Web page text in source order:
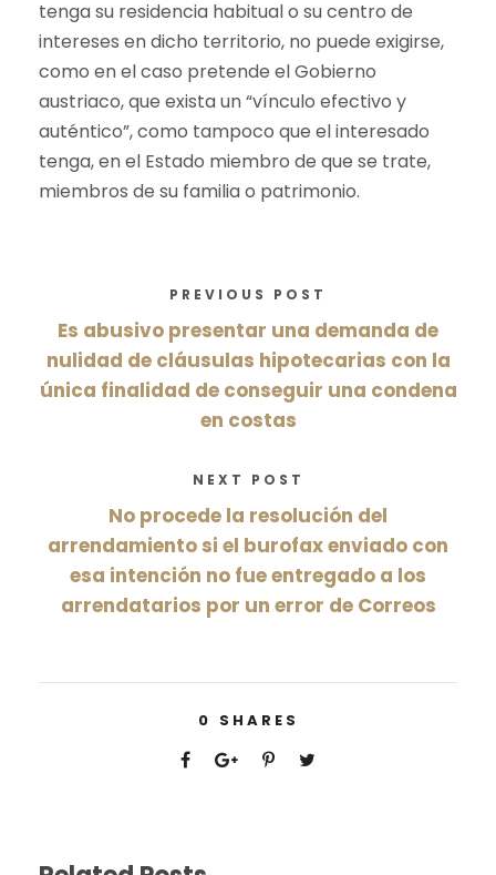
tenga su residencia habitual o su centro de
intereses en dicho territorio, no puede exigirse,
como en el caso pretende el Gobierno
austriaco, que exista un “vínculo efectivo y
auténtico”, como tampoco que el interesado
tenga, en el Estado miembro de que se trate,
miembros de su familia o patrimonio.
PREVIOUS POST
Es abusivo presentar una demanda de
nulidad de cláusulas hipotecarias con la
única finalidad de conseguir una condena
en costas
NEXT POST
No procede la resolución del
arrendamiento si el burofax enviado con
esa intención no fue entregado a los
arrendatarios por un error de Correos
0 SHARES